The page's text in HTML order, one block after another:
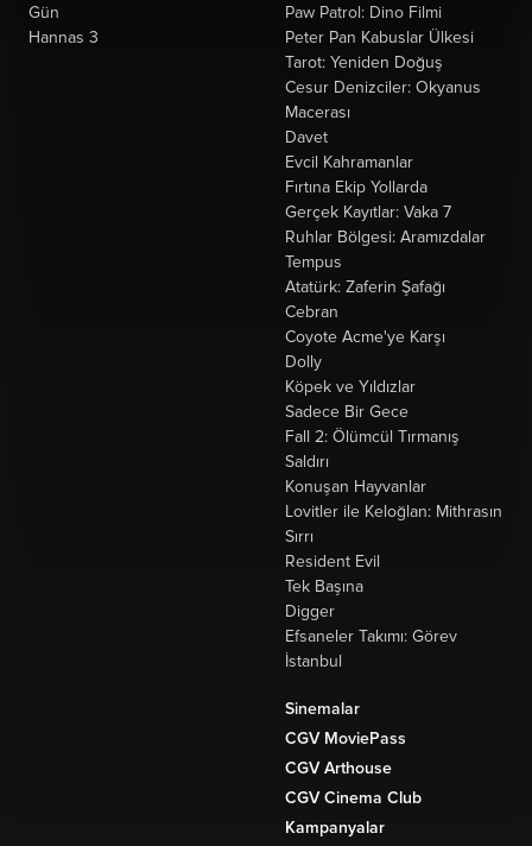
Gün
Hannas 3
Paw Patrol: Dino Filmi
Peter Pan Kabuslar Ülkesi
Tarot: Yeniden Doğuş
Cesur Denizciler: Okyanus
Macerası
Davet
Evcil Kahramanlar
Fırtına Ekip Yollarda
Gerçek Kayıtlar: Vaka 7
Ruhlar Bölgesi: Aramızdalar
Tempus
Atatürk: Zaferin Şafağı
Cebran
Coyote Acme'ye Karşı
Dolly
Köpek ve Yıldızlar
Sadece Bir Gece
Fall 2: Ölümcül Tırmanış
Saldırı
Konuşan Hayvanlar
Lovitler ile Keloğlan: Mithrasın
Sırrı
Resident Evil
Tek Başına
Digger
Efsaneler Takımı: Görev
İstanbul
Sinemalar
CGV MoviePass
CGV Arthouse
CGV Cinema Club
Kampanyalar